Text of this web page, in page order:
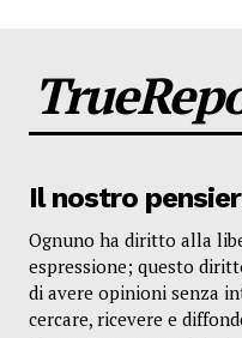
Il nostro
Ognuno ha diritto alla
espressione; questo
di avere opinioni senza
cercare, ricevere e